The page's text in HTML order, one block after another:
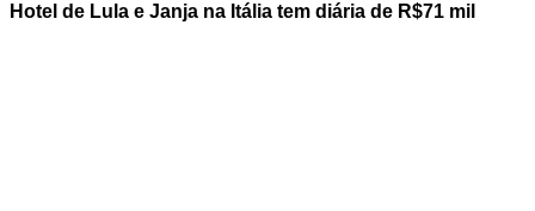
Hotel de Lula e Janja na Itália tem diária de R$71 mil